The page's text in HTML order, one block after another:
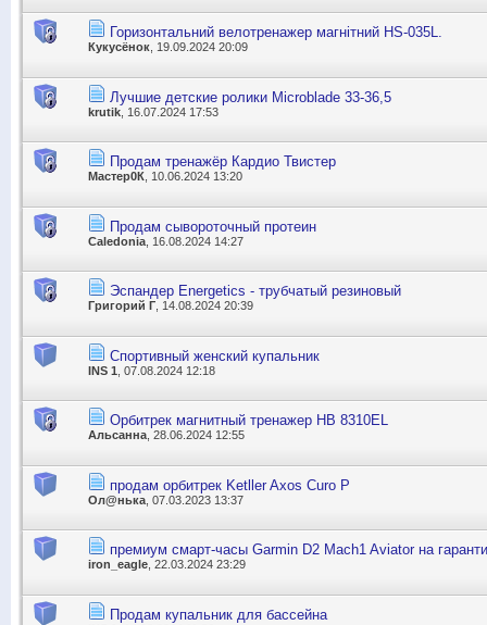
Горизонтальний велотренажер магнітний HS-035L.
Кукусёнок, 19.09.2024 20:09
Лучшие детские ролики Microblade 33-36,5
krutik , 16.07.2024 17:53
Продам тренажёр Кардио Твистер
Мастер0К , 10.06.2024 13:20
Продам сывороточный протеин
Caledonia , 16.08.2024 14:27
Эспандер Energetics - трубчатый резиновый
Григорий Г , 14.08.2024 20:39
Спортивный женский купальник
INS 1 , 07.08.2024 12:18
Орбитрек магнитный тренажер НВ 8310EL
Альсанна , 28.06.2024 12:55
продам орбитрек Ketller Axos Curo P
Ол@нька , 07.03.2023 13:37
премиум смарт-часы Garmin D2 Mach1 Aviator на
iron_eagle , 22.03.2024 23:29
Продам купальник для бассейна